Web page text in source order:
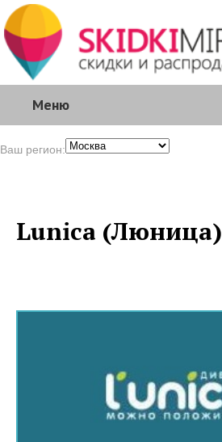
Меню
Ваш регион:
Lunica (Люница)